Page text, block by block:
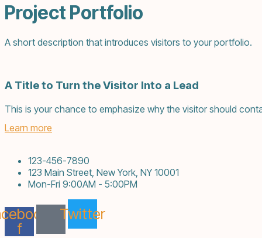
Project Portfolio
A short description that introduces visitors to your portfolio.
A Title to Turn the Visitor Into a Lead
This is your chance to emphasize why the visitor should
Learn more
123-456-7890
123 Main Street, New York, NY 10001
Mon-Fri 9:00AM - 5:00PM
f
Twitter